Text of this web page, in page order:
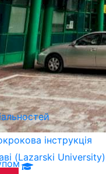
(Lazarski University)
інструкція